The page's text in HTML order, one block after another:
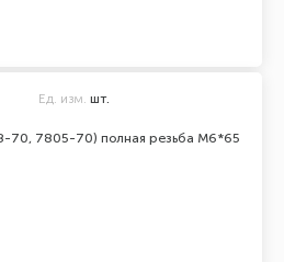
70, 7805-70) полная резьба М6*65
Ед. изм. шт.